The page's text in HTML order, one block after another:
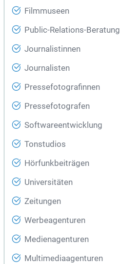
Filmmuseen
Public-Relations-Beratung
Journalistinnen
Journalisten
Pressefotografinnen
Pressefotografen
Softwareentwicklung
Tonstudios
Hörfunkbeiträgen
Universitäten
Zeitungen
Werbeagenturen
Medienagenturen
Multimediaagenturen